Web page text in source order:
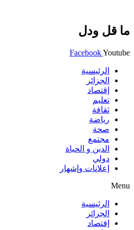
ما قل ودل
FacebookYoutube
الرئيسية
الجزائر
إقتصاد
تعليم
ثقافة
رياضة
صحة
مجتمع
الدين و الحياة
دولي
إعلانات وإشهار
Menu
الرئيسية
الجزائر
إقتصاد